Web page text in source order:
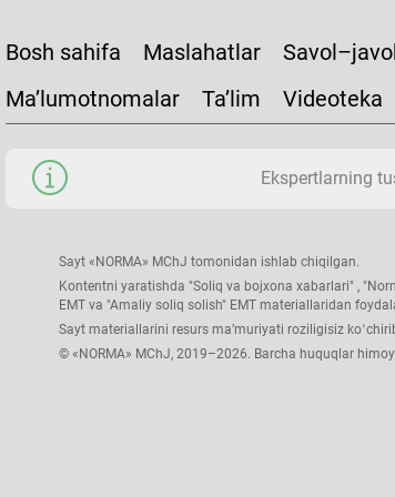
Bosh sahifa Maslahatlar
Ma’lumotnomalar
Ta’lim Videoteka
Ekspertlarning
Sayt «NORMA» MChJ tomonidan ishlab chiqilgan.
Kontentni yaratishda "Soliq va bojхona хabarlari" ,
EMT va "Amaliy soliq solish" EMT materiallaridan
Sayt materiallarini resurs ma’muriyati roziligisiz
© «NORMA» MChJ, 2019–2026. Barcha huquqlar